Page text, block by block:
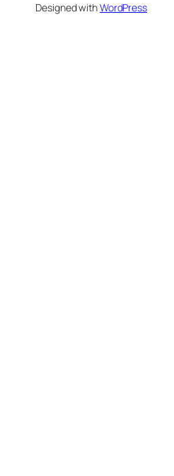
Designed withWordPress